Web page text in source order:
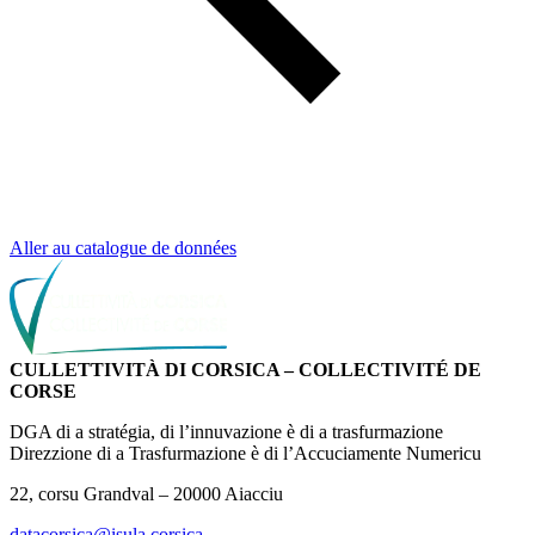
Aller au catalogue de données
CULLETTIVITÀ DI CORSICA – COLLECTIVITÉ DE
CORSE
DGA di a stratégia, di l’innuvazione è di a trasfurmazione
Direzzione di a Trasfurmazione è di l’Accuciamente Numericu
22, corsu Grandval – 20000 Aiacciu